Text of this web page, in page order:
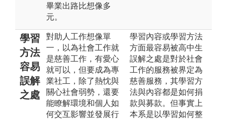
畢業出路比想像多
元。
學習
方法
容易
誤解
之處
對助人工作想像單
一，以為社會工作就
是慈善工作，有愛心
就可以，但要成為專
業社工，除了熱忱與
關心社會弱勢，還要
能瞭解環境和個人如
何交互影響並發展行
學習內容或學習方法
方面最容易被高中生
誤解之處是對於社會
工作的服務被界定為
慈善服務，其學習方
法與內容都是如何捐
款與募款。但事實上
本系是以學習如何整